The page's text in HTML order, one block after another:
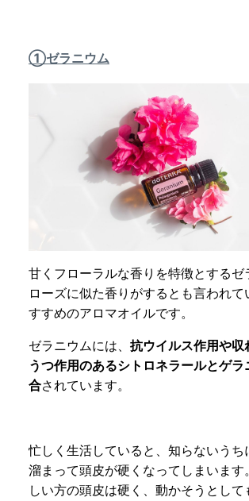
①ゼラニウム
甘くフローラルな香りを特徴とするゼ
ローズに似た香りがするとも言われて
すすめのアロマオイルです。
ゼラニウムには、 抗ウイルス作用や収
うつ作用のあるシトロネラールとゲ
合されています。
忙しく生活していると、知らないうち
溜まって頭皮が硬くなってしまいます
しい方の頭皮は硬く、動かそうとして